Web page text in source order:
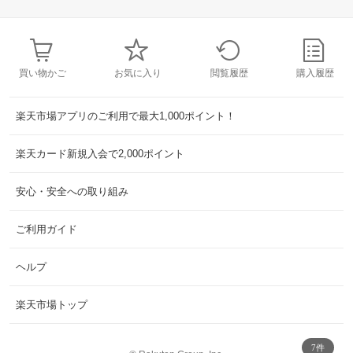
7件
買い物かご お気に入り 閲覧履歴 購入履歴
楽天市場アプリのご利用で最大1,000ポイント！
楽天カード新規入会で2,000ポイント
安心・安全への取り組み
ご利用ガイド
ヘルプ
楽天市場トップ